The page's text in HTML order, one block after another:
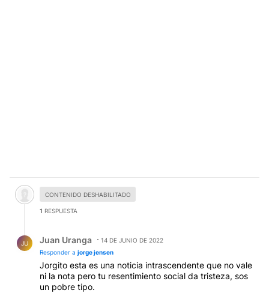
Comentario desactivado.
CONTENIDO DESHABILITADO
1 RESPUESTA
JU Juan Uranga
14 DE JUNIO DE 2022
Responder a jorge jensen
Jorgito esta es una noticia intrascendente que no vale
ni la nota pero tu resentimiento social da tristeza, sos
un pobre tipo.